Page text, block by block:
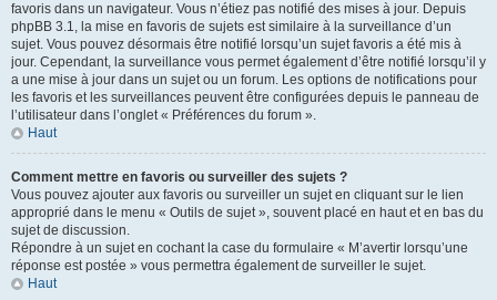
favoris dans un navigateur. Vous n’étiez pas notifié des mises à jour. Depuis
phpBB 3.1, la mise en favoris de sujets est similaire à la surveillance d’un
sujet. Vous pouvez désormais être notifié lorsqu’un sujet favoris a été mis à
jour. Cependant, la surveillance vous permet également d’être notifié lorsqu’il y
a une mise à jour dans un sujet ou un forum. Les options de notifications pour
les favoris et les surveillances peuvent être configurées depuis le panneau de
l’utilisateur dans l’onglet « Préférences du forum ».
Haut
Comment mettre en favoris ou surveiller des sujets ?
Vous pouvez ajouter aux favoris ou surveiller un sujet en cliquant sur le lien
approprié dans le menu « Outils de sujet », souvent placé en haut et en bas du
sujet de discussion.
Répondre à un sujet en cochant la case du formulaire « M’avertir lorsqu’une
réponse est postée » vous permettra également de surveiller le sujet.
Haut